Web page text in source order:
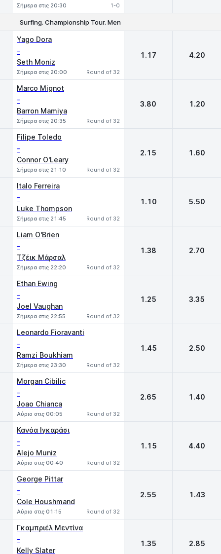
Σήμερα στις 20:30 1-0
Surfing. Championship Tour. Men
Yago Dora
-
Seth Moniz
Σήμερα στις 20:00 Round of 32
1.17 4.20
Marco Mignot
-
Barron Mamiya
Σήμερα στις 20:35 Round of 32
3.80 1.20
Filipe Toledo
-
Connor O'Leary
Σήμερα στις 21:10 Round of 32
2.15 1.60
Italo Ferreira
-
Luke Thompson
Σήμερα στις 21:45 Round of 32
1.10 5.50
Liam O'Brien
-
Τζέικ Μάρσαλ
Σήμερα στις 22:20 Round of 32
1.38 2.70
Ethan Ewing
-
Joel Vaughan
Σήμερα στις 22:55 Round of 32
1.25 3.35
Leonardo Fioravanti
-
Ramzi Boukhiam
Σήμερα στις 23:30 Round of 32
1.45 2.50
Morgan Cibilic
-
Joao Chianca
Αύριο στις 00:05 Round of 32
2.65 1.40
Κανόα Ιγκαράσι
-
Alejo Muniz
Αύριο στις 00:40 Round of 32
1.15 4.40
George Pittar
-
Cole Houshmand
Αύριο στις 01:15 Round of 32
2.55 1.43
Γκαμπριέλ Μεντίνα
-
Kelly Slater
1.35 2.85